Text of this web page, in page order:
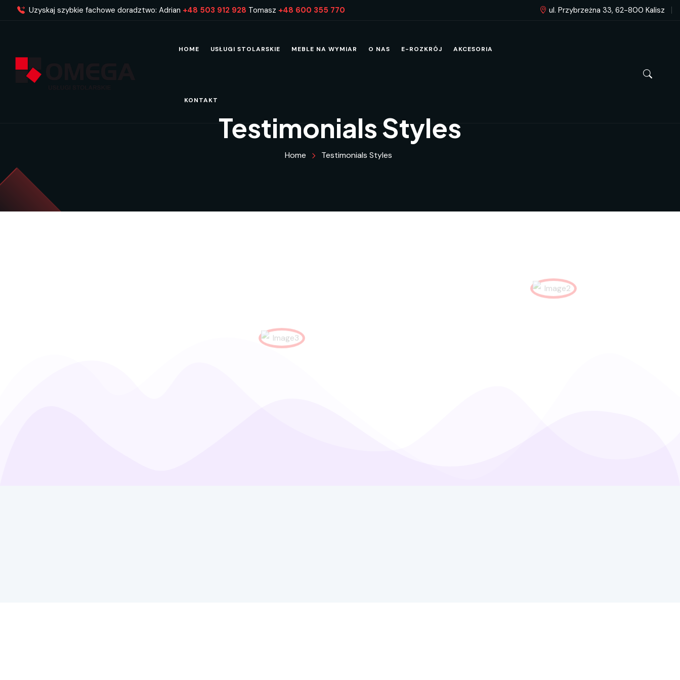
Uzyskaj szybkie fachowe doradztwo: Adrian +48 503 912 928 Tomasz +48 600 355 770 ul. Przybrzeżna 33, 62-800 Kalisz
HOME USŁUGI STOLARSKIE MEBLE NA WYMIAR O NAS E-ROZKRÓJ AKCESORIA
KONTAKT
Testimonials Styles
Home Testimonials Styles